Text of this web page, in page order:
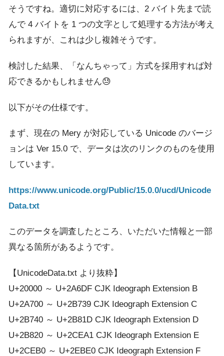
そうですね。適切に対応するには、2 バイト先まで読
んで 4 バイトを 1 つの文字として処理する方法が考え
られますが、これは少し複雑そうです。
検討した結果、「なんちゃって」方式を採用すれば対
応できるかもしれません😓
以下がその仕様です。
まず、現在の Mery が対応している Unicode のバージ
ョンは Ver 15.0 で、データは次のリンクのものを使用
しています。
https://www.unicode.org/Public/15.0.0/ucd/Unicode
Data.txt
このデータを調査したところ、いただいた情報と一部
異なる箇所があるようです。
【UnicodeData.txt より抜粋】
U+20000 ～ U+2A6DF CJK Ideograph Extension B
U+2A700 ～ U+2B739 CJK Ideograph Extension C
U+2B740 ～ U+2B81D CJK Ideograph Extension D
U+2B820 ～ U+2CEA1 CJK Ideograph Extension E
U+2CEB0 ～ U+2EBE0 CJK Ideograph Extension F